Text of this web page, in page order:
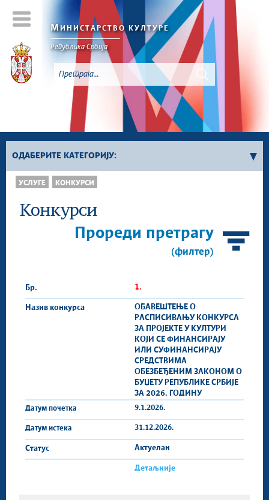
МИНИСТАРСТВО КУЛТУРЕ
Републикa Србијa
ОДАБЕРИТЕ КАТЕГОРИЈУ:
Сви конкурси
Сектор за културно наслеђе
креативне индустрије
Сектор за међународне односе и европске
Сектор за дигитализацију културног наслеђа и
савременог стваралаштва
УСЛУГЕ КОНКУРСИ
Конкурси
Прореди претрагу
(филтер)
1.
ОБАВЕШТЕЊЕ О
РАСПИСИВАЊУ КОНКУРСА
ЗА ПРОЈЕКТЕ У КУЛТУРИ
КОЈИ СЕ ФИНАНСИРАЈУ
ИЛИ СУФИНАНСИРАЈУ
СРЕДСТВИМА
ОБЕЗБЕЂЕНИМ ЗАКОНОМ О
БУЏЕТУ РЕПУБЛИКЕ СРБИЈЕ
ЗА 2026. ГОДИНУ
9.1.2026.
31.12.2026.
Актуелан
Детаљније